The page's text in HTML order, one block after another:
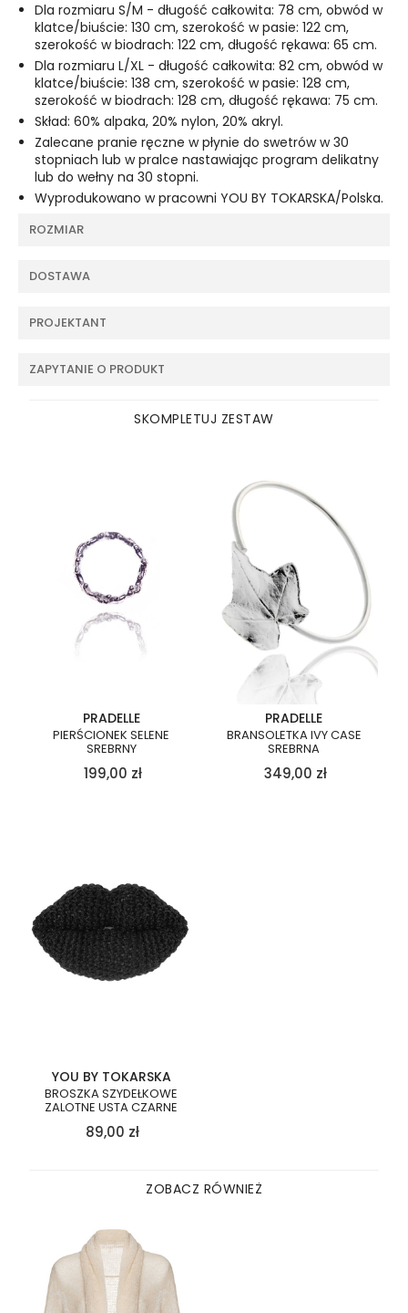
Dla rozmiaru S/M - długość całkowita: 78 cm, obwód w
klatce/biuście: 130 cm, szerokość w pasie: 122 cm,
szerokość w biodrach: 122 cm, długość rękawa: 65 cm.
Dla rozmiaru L/XL - długość całkowita: 82 cm, obwód w
klatce/biuście: 138 cm, szerokość w pasie: 128 cm,
szerokość w biodrach: 128 cm, długość rękawa: 75 cm.
Skład: 60% alpaka, 20% nylon, 20% akryl.
Zalecane pranie ręczne w płynie do swetrów w 30
stopniach lub w pralce nastawiając program delikatny
lub do wełny na 30 stopni.
Wyprodukowano w pracowni YOU BY TOKARSKA/Polska.
ROZMIAR
DOSTAWA
PROJEKTANT
ZAPYTANIE O PRODUKT
SKOMPLETUJ ZESTAW
PRADELLE
PIERŚCIONEK SELENE
SREBRNY
199,00 zł
PRADELLE
BRANSOLETKA IVY CASE
SREBRNA
349,00 zł
YOU BY TOKARSKA
BROSZKA SZYDEŁKOWE
ZALOTNE USTA CZARNE
89,00 zł
ZOBACZ RÓWNIEŻ